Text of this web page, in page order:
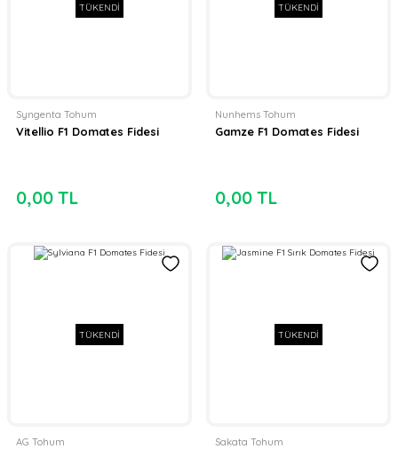
TÜKENDİ
Syngenta Tohum
Vitellio F1 Domates Fidesi
0,00 TL
TÜKENDİ
Nunhems Tohum
Gamze F1 Domates Fidesi
0,00 TL
TÜKENDİ
AG Tohum
TÜKENDİ
Sakata Tohum